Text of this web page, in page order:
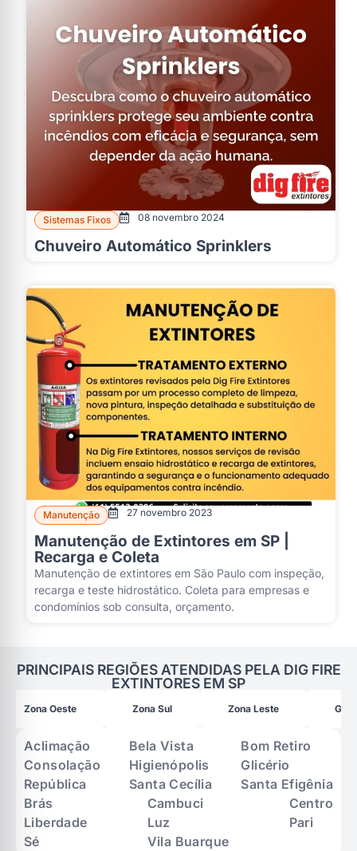
Sistemas Fixos 08 novembro 2024
Chuveiro Automático Sprinklers
Manutenção 27 novembro 2023
Manutenção de Extintores em SP |
Recarga e Coleta
Manutenção de extintores em São Paulo com inspeção,
recarga e teste hidrostático. Coleta para empresas e
condomínios sob consulta, orçamento.
PRINCIPAIS REGIÕES ATENDIDAS PELA DIG FIRE
EXTINTORES EM SP
Zona Oeste Zona Sul Zona Leste
Aclimação
Consolação
República
Bela Vista
Higienópolis
Santa Cecília
Bom Retiro
Glicério
Santa Efigênia
Brás
Liberdade
Sé
Cambuci
Luz
Vila Buarque
Centro
Pari